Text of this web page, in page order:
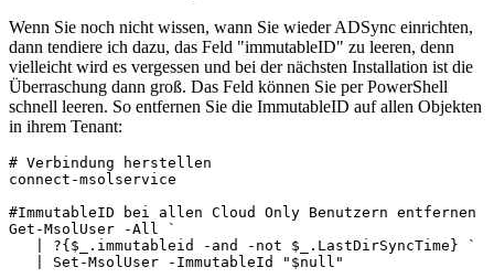
Wenn Sie noch nicht wissen, wann Sie wieder ADSync einrichten,
dann tendiere ich dazu, das Feld "immutableID" zu leeren, denn
vielleicht wird es vergessen und bei der nächsten Installation ist die
Überraschung dann groß. Das Feld können Sie per PowerShell
schnell leeren. So entfernen Sie die ImmutableID auf allen Objekten
in ihrem Tenant:
# Verbindung herstellen
connect-msolservice
#ImmutableID bei allen Cloud Only Benutzern entfernen
Get-MsolUser -All `
   | ?{$_.immutableid -and -not $_.LastDirSyncTime} `
   | Set-MsolUser -ImmutableId "$null"